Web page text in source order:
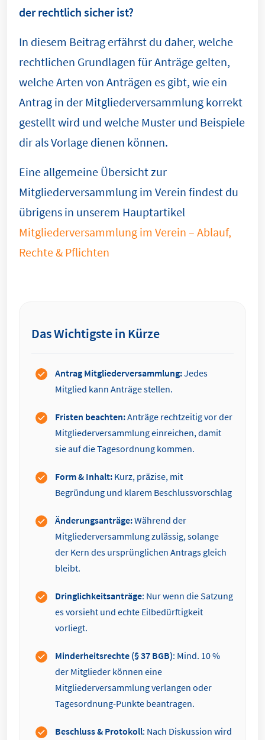
der rechtlich sicher ist?
In diesem Beitrag erfährst du daher, welche
rechtlichen Grundlagen für Anträge gelten,
welche Arten von Anträgen es gibt, wie ein
Antrag in der Mitgliederversammlung korrekt
gestellt wird und welche Muster und Beispiele
dir als Vorlage dienen können.
Eine allgemeine Übersicht zur
Mitgliederversammlung im Verein findest du
übrigens in unserem Hauptartikel
Mitgliederversammlung im Verein – Ablauf,
Rechte & Pflichten
Das Wichtigste in Kürze
Antrag Mitgliederversammlung:Jedes
Mitglied kann Anträge stellen.
Fristen beachten:Anträge rechtzeitig vor der
Mitgliederversammlung einreichen, damit
sie auf die Tagesordnung kommen.
Form & Inhalt: Kurz, präzise, mit
Begründung und klarem Beschlussvorschlag
Änderungsanträge:Während der
Mitgliederversammlung zulässig, solange
der Kern des ursprünglichen Antrags gleich
bleibt.
Dringlichkeitsanträge: Nur wenn die Satzung
es vorsieht und echte Eilbedürftigkeit
vorliegt.
Minderheitsrechte (§ 37 BGB): Mind. 10 %
der Mitglieder können eine
Mitgliederversammlung verlangen oder
Tagesordnung-Punkte beantragen.
Beschluss & Protokoll: Nach Diskussion wird